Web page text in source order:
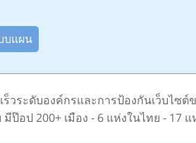
บแผน
ร็วระดับองค์กรและการป้องกันเว็บไซ
ป๊อป 200+ เมือง - 6 แห่งในไทย - 17